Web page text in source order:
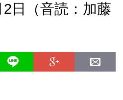
2日（音読：加藤